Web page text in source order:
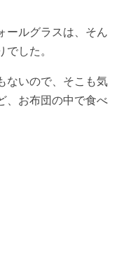
ールグラスは、そん
した。
ないので、そこも気
、お布団の中で食べ